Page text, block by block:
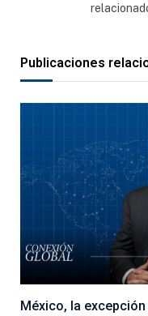
Publicaciones
México, la